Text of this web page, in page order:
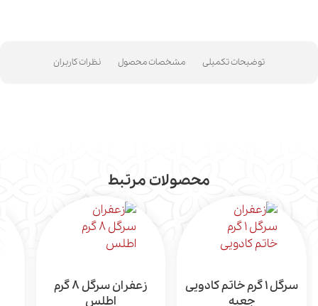
توضیحات تکمیلی مشخصات محصول نظرات کاربران
محصولات مرتبط
سرگل 1 گرم خاتم کادویی
جعبه
زعفران سرگل 8 گرم
اطلس